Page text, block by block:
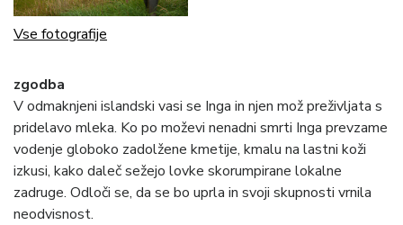
Vse fotografije
zgodba
V odmaknjeni islandski vasi se Inga in njen mož preživljata s
pridelavo mleka. Ko po moževi nenadni smrti Inga prevzame
vodenje globoko zadolžene kmetije, kmalu na lastni koži
izkusi, kako daleč sežejo lovke skorumpirane lokalne
zadruge. Odloči se, da se bo uprla in svoji skupnosti vrnila
neodvisnost.